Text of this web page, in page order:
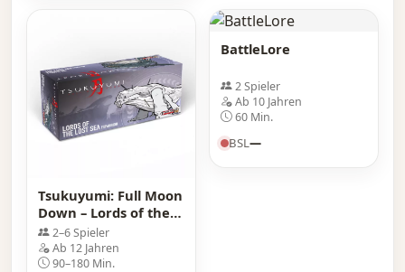
Tsukuyumi: Full Moon
Down – Lords of the
Lost Sea Expansion
2–6 Spieler
Ab 12 Jahren
90–180 Min.
BattleLore
2 Spieler
Ab 10 Jahren
60 Min.
BSL—